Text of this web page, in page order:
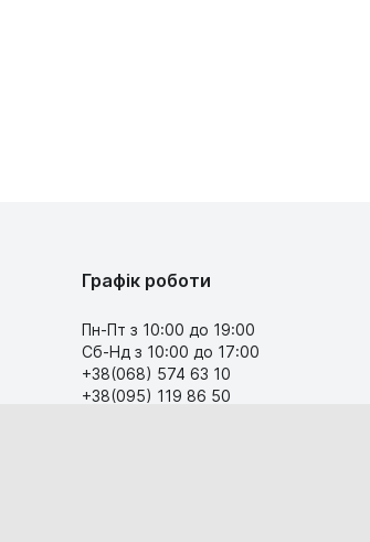
Графік роботи
Пн-Пт з 10:00 до 19:00
Сб-Нд з 10:00 до 17:00
+38(068) 574 63 10
+38(095) 119 86 50